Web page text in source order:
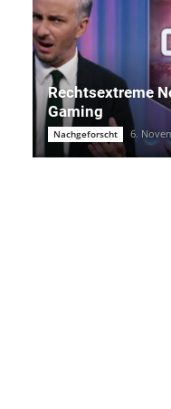
Rechtsextreme
Gaming
Nachgeforscht 6.